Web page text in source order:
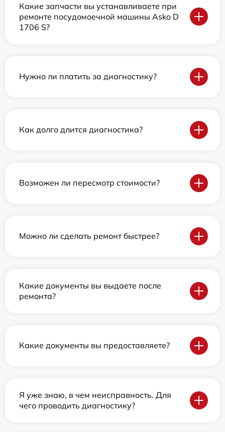
Какие запчасти вы устанавливаете при
ремонте посудомоечной машины Asko D
1706 S?
Нужно ли платить за диагностику?
Как долго длится диагностика?
Возможен ли пересмотр стоимости?
Можно ли сделать ремонт быстрее?
Какие документы вы выдаете после
ремонта?
Какие документы вы предоставляете?
Я уже знаю, в чем неисправность. Для
чего проводить диагностику?